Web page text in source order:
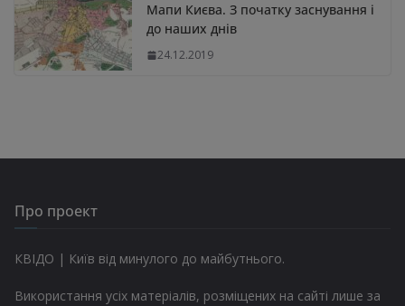
Мапи Києва. З початку заснування і
до наших днів
24.12.2019
Про проект
КВІДО | Київ від минулого до майбутнього.
Використання усіх матеріалів, розміщених на сайті лише за